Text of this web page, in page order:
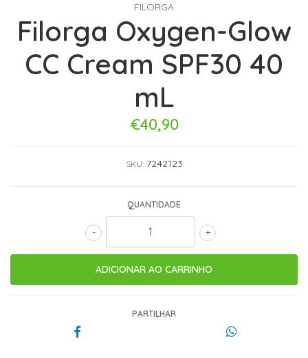
FILORGA
Filorga Oxygen-Glow
CC Cream SPF30 40
mL
€40,90
SKU: 7242123
QUANTIDADE
+
-
PARTILHAR